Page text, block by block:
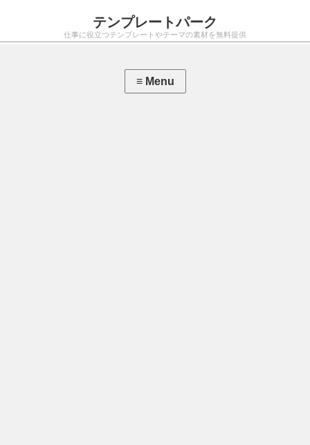
テンプレートパーク
仕事に役立つテンプレートやテーマの素材を無料提供